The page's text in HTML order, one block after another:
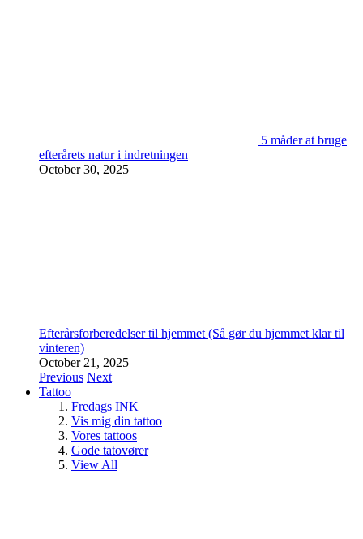
5 måder at bruge
efterårets natur i indretningen
October 30, 2025
Efterårsforberedelser til hjemmet (Så gør du hjemmet klar til
vinteren)
October 21, 2025
Previous Next
Tattoo
Fredags INK
Vis mig din tattoo
Vores tattoos
Gode tatovører
View All